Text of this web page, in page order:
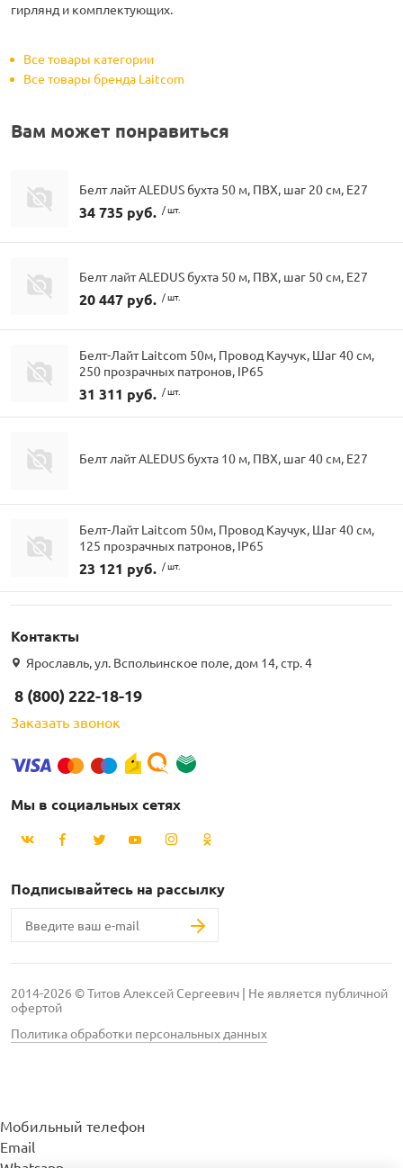
гирлянд и комплектующих.
Все товары категории
Все товары бренда Laitcom
Вам может понравиться
Белт лайт ALEDUS бухта 50 м, ПВХ, шаг 20 см, Е27
34 735 руб. / шт.
Белт лайт ALEDUS бухта 50 м, ПВХ, шаг 50 см, Е27
20 447 руб. / шт.
Белт-Лайт Laitcom 50м, Провод Каучук, Шаг 40 см,
250 прозрачных патронов, IP65
31 311 руб. / шт.
Белт лайт ALEDUS бухта 10 м, ПВХ, шаг 40 см, Е27
Белт-Лайт Laitcom 50м, Провод Каучук, Шаг 40 см,
125 прозрачных патронов, IP65
23 121 руб. / шт.
Контакты
Ярославль, ул. Вспольинское поле, дом 14, стр. 4
8 (800) 222-18-19
Заказать звонок
Мы в социальных сетях
Подписывайтесь на рассылку
2014-2026 © Титов Алексей Сергеевич | Не является публичной
офертой
Политика обработки персональных данных
Мобильный телефон
Email